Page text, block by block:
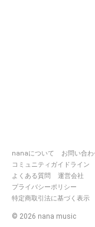
nanaについて
お問い合
コミュニティガイドライン
よくある質問
運営会社
プライバシーポリシー
特定商取引法に基づく表示
© 2026 nana music